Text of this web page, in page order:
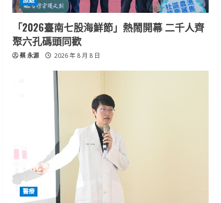
「2026臺南七股海鮮節」熱鬧開幕 二千人齊
聚六孔碼頭同歡
蔡 永源 2026 年 8 月 8 日
醫療